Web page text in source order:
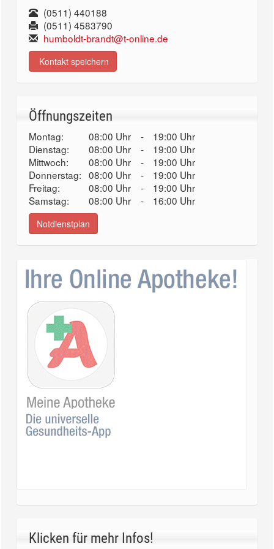
(0511) 440188
(0511) 4583790
humboldt-brandt@t-online.de
Kontakt speichern
Öffnungszeiten
Montag: 08:00 Uhr -
19:00 Uhr
Dienstag:
08:00 Uhr -
19:00 Uhr
Mittwoch:
08:00 Uhr -
19:00 Uhr
Donnerstag: 08:00 Uhr -
19:00 Uhr
Freitag:
08:00 Uhr -
19:00 Uhr
Samstag:
08:00 Uhr - 16:00 Uhr
Notdienstplan
Klicken für mehr Infos!